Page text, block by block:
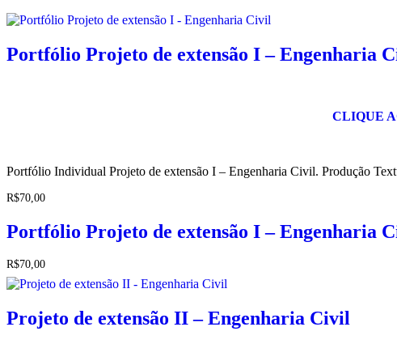
Portfólio Projeto de extensão I – Engenharia
CLIQUE
Portfólio Individual Projeto de extensão I – Engenharia Civil. Produção
R$70,00
Portfólio Projeto de extensão I – Engenharia
R$70,00
Projeto de extensão II – Engenharia Civil